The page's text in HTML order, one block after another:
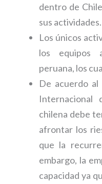
dentro de
sus actividades.
Los únicos
los equipos
peruana, los
De acuerdo
Internacional
chilena debe
afrontar los
que la
embargo, la
capacidad ya